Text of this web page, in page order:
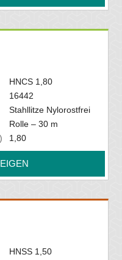
HNCS 1,80
16442
Stahllitze Nylorostfrei
Rolle – 30 m
1,80
HNSS 1,50